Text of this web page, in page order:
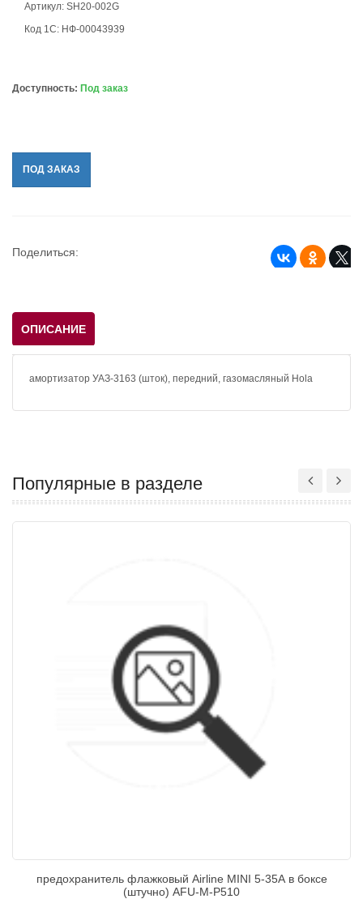
Артикул: SH20-002G
Код 1С: НФ-00043939
Доступность: Под заказ
ПОД ЗАКАЗ
Поделиться:
ОПИСАНИЕ
амортизатор УАЗ-3163 (шток), передний, газомасляный Hola
Популярные в разделе
предохранитель флажковый Airline MINI 5-35А в боксе
(штучно) AFU-M-P510